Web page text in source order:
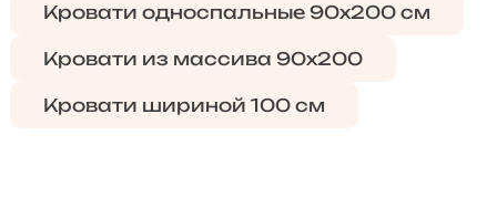
Кровати односпальные 90х200 см
Кровати из массива 90х200
Кровати шириной 100 см